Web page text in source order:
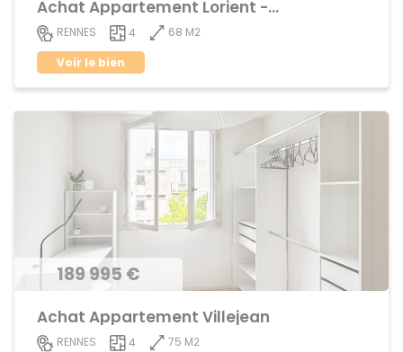
Achat Appartement Lorient - Saint-Brieuc
RENNES 4
68 M2
Voir le bien
189 995 €
Achat Appartement Villejean
RENNES 4
75 M2